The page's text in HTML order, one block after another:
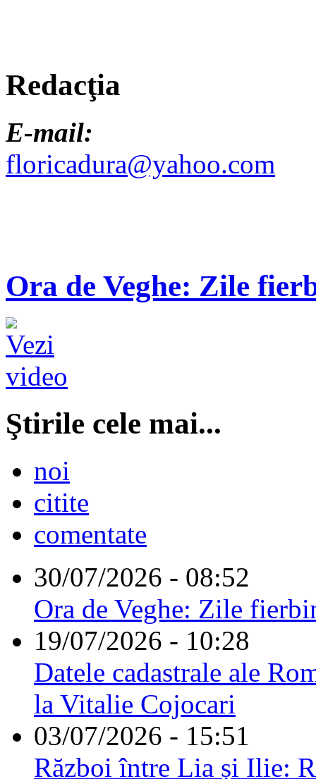
Redacţia
E-mail:
floricadura@yahoo.com
Ora de Veghe: Zile
Ştirile cele mai...
noi
citite
comentate
30/07/2026 - 08:52
Ora de Veghe: Zile
19/07/2026 - 10:28
Datele cadastrale ale
la Vitalie Cojocari
03/07/2026 - 15:51
Război între Lia și Ilie: